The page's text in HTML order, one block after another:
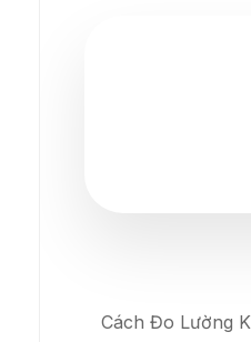
Cách Đo Lường